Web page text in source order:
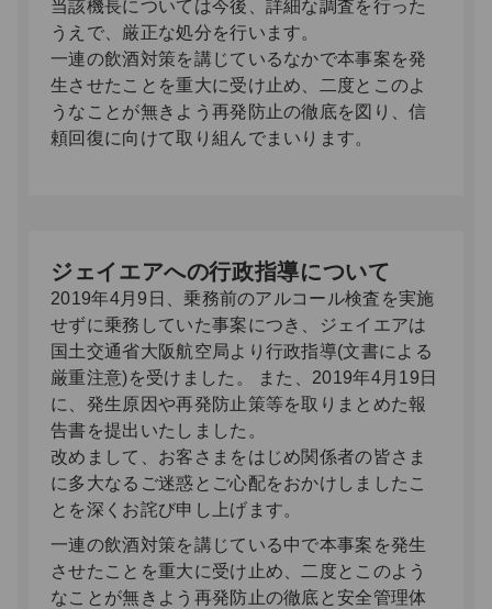
当該機長については今後、詳細な調査を行った
うえで、厳正な処分を行います。
一連の飲酒対策を講じているなかで本事案を発
生させたことを重大に受け止め、二度とこのよ
うなことが無きよう再発防止の徹底を図り、信
頼回復に向けて取り組んでまいります。
ジェイエアへの行政指導について
2019年4月9日、乗務前のアルコール検査を実施
せずに乗務していた事案につき、ジェイエアは
国土交通省大阪航空局より行政指導(文書による
厳重注意)を受けました。 また、2019年4月19日
に、発生原因や再発防止策等を取りまとめた報
告書を提出いたしました。
改めまして、お客さまをはじめ関係者の皆さま
に多大なるご迷惑とご心配をおかけしましたこ
とを深くお詫び申し上げます。
一連の飲酒対策を講じている中で本事案を発生
させたことを重大に受け止め、二度とこのよう
なことが無きよう再発防止の徹底と安全管理体